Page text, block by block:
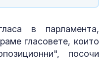
в парламента,
гласовете, които
посочи